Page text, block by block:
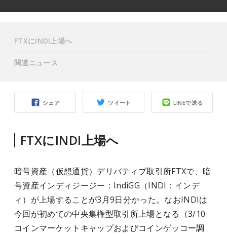
シェア ツイート LINEで送る
FTXにINDI上場へ
暗号資産（仮想通貨）デリバティブ取引所FTXで、暗
号資産インディジージー：IndiGG（INDI：インデ
ィ）が上場することが3月9日分かった。なおINDIは
今回が初めての中央集権型取引所上場となる（3/10
コインマーケットキャップおよびコインゲッコー調
FTXにINDI上場へ
関連ニュース